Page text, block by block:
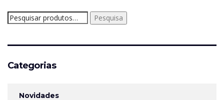
Pesquisar
por:
Pesquisa
Categorias
Novidades